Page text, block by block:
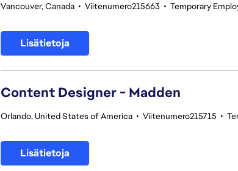
Vancouver, Canada • Viitenumero215663 • Temporary
Lisätietoja
Content Designer - Madden
Orlando, United States of America • Viitenumero215715 •
Lisätietoja